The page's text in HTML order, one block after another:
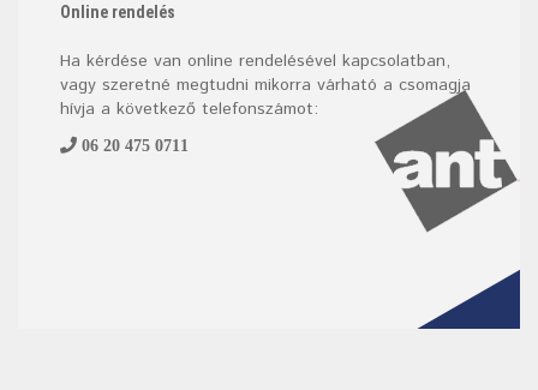
Online rendelés
Ha kérdése van online rendelésével kapcsolatban,
vagy szeretné megtudni mikorra várható a csomagja
hívja a következő telefonszámot:
06 20 475 0711